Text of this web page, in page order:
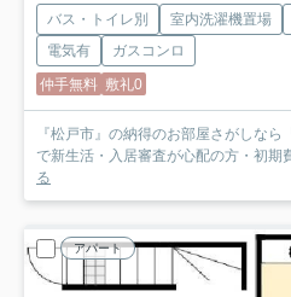
バス・トイレ別 室内洗濯機置場
電気有
ガスコンロ
仲手無料 敷礼0
『松戸市』の納得のお部屋さがしな
で新生活・入居審査が心配の方・初期
る
アパート